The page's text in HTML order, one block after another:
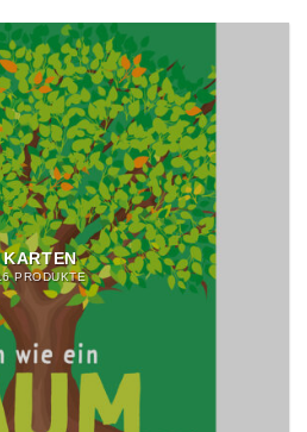
KARTEN
PRODUKTE